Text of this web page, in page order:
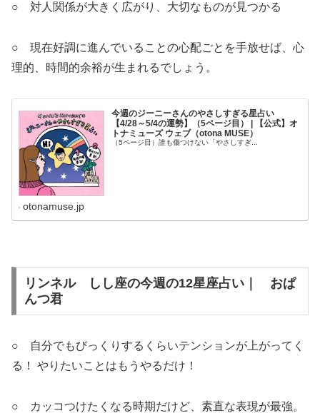
○ 対人関係が大きく広がり、大切なものが見つかる
○ 現在好調に進んでいることの心配ごとを手放せば、心
理的、時間的余裕が生まれるでしょう。
今週のジーニーさんのやさしすぎる星占い
【4/28～5/4の運勢】（5ページ目） | 【公式】オ
トナミューズ ウェブ（otona MUSE）
（5ページ目）誰も傷つけない「やさしすぎ...
otonamuse.jp
リンネル しし座の今週の12星座占い｜ おぱ
んつ君
○ 自分でもびっくりするくらいテンションが上がってく
る！ やりたいことはもうやるだけ！
○ カッコつけたくなる時期だけど、素直な表現が最強。